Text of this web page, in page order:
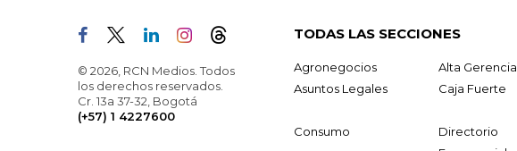
© 2026, RCN Medios. Todos
los derechos reservados.
Cr. 13a 37-32, Bogotá
(+57) 1 4227600
TODAS LAS SECCIONES
Agronegocios Alta Gerencia
Asuntos Legales
Caja Fuerte
Consumo
Directorio